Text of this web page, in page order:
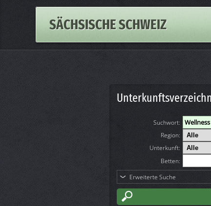
SÄCHSISCHE SCHWEIZ
Suchwort:
Region:
Unterkunft:
Betten:
Erweiterte Suche